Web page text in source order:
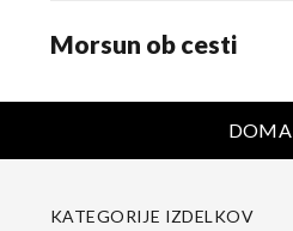
Morsun ob cesti
DOMA
KATEGORIJE IZDELKOV